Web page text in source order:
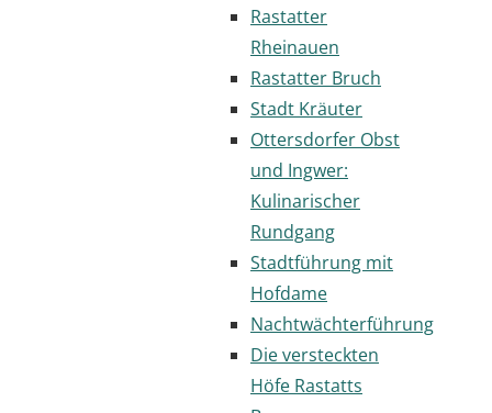
Rastatter
Rheinauen
Rastatter Bruch
Stadt Kräuter
Ottersdorfer Obst
und Ingwer:
Kulinarischer
Rundgang
Stadtführung mit
Hofdame
Nachtwächterführung
Die versteckten
Höfe Rastatts